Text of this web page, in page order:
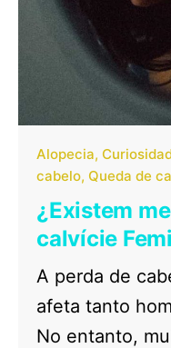
Alopecia
cabelo Queda de
¿Existem
calvície
A perda de
afeta tanto
No entanto,